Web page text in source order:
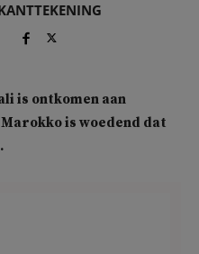
is ontkomen aan
is woedend dat